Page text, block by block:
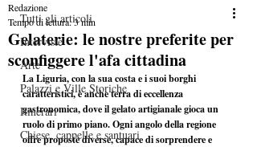
Tutti gli articoli
Interviste
Arte
Palazzi e Ville Storiche
Itinerari
Chiese, cappelle e santuari
Gelaterie: le nostre preferite per
sconfiggere l'afa cittadina
Redazione
Tempo di lettura: 3 min
La Liguria, con la sua costa e i suoi borghi
caratteristici, è anche terra di eccellenza
gastronomica, dove il gelato artigianale gioca un
ruolo di primo piano. Ogni angolo della regione
offre proposte diverse, capace di sorprendere e